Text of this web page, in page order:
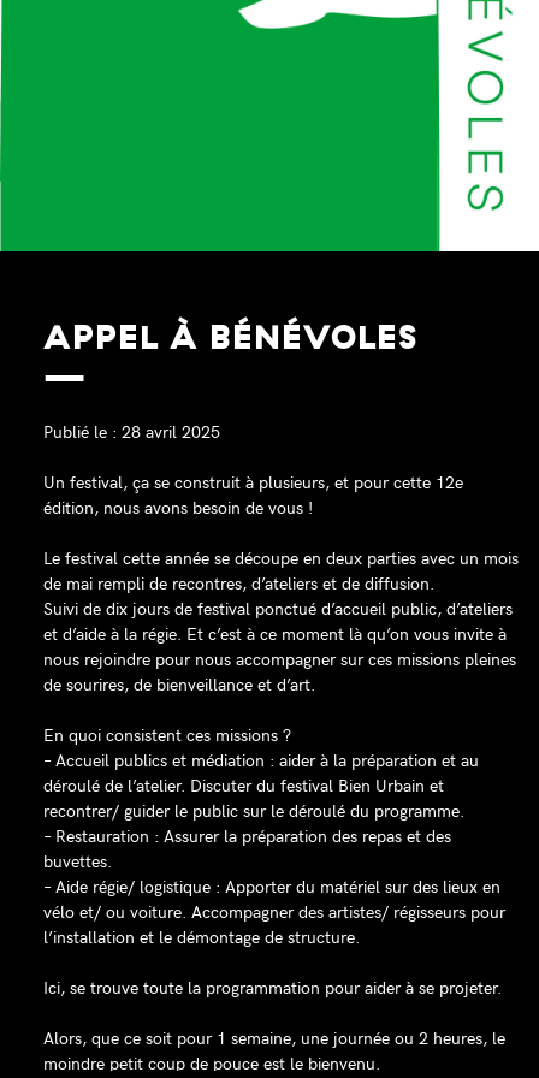
APPEL À BÉNÉVOLES
Publié le : 28 avril 2025
Un festival, ça se construit à plusieurs, et pour cette 12e
édition, nous avons besoin de vous !
Le festival cette année se découpe en deux parties avec un mois
de mai rempli de recontres, d’ateliers et de diffusion.
Suivi de dix jours de festival ponctué d’accueil public, d’ateliers
et d’aide à la régie. Et c’est à ce moment là qu’on vous invite à
nous rejoindre pour nous accompagner sur ces missions pleines
de sourires, de bienveillance et d’art.
En quoi consistent ces missions ?
– Accueil publics et médiation : aider à la préparation et au
déroulé de l’atelier. Discuter du festival Bien Urbain et
recontrer/ guider le public sur le déroulé du programme.
– Restauration : Assurer la préparation des repas et des
buvettes.
– Aide régie/ logistique : Apporter du matériel sur des lieux en
vélo et/ ou voiture. Accompagner des artistes/ régisseurs pour
l’installation et le démontage de structure.
Ici, se trouve toute la programmation pour aider à se projeter.
Alors, que ce soit pour 1 semaine, une journée ou 2 heures, le
moindre petit coup de pouce est le bienvenu.